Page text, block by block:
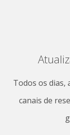
Todos os dias,
canais de